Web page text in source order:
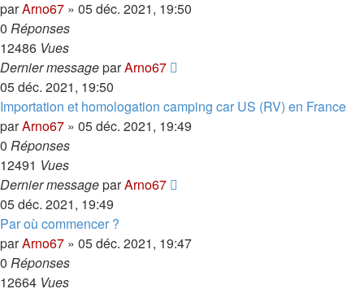
parArno67 » 05 déc. 2021, 19:50
0 Réponses
12486 Vues
Dernier messageparArno67
05 déc. 2021, 19:50
Importation et homologation camping car US (RV) en France
parArno67 » 05 déc. 2021, 19:49
0 Réponses
12491 Vues
Dernier messageparArno67
05 déc. 2021, 19:49
Par où commencer ?
parArno67 » 05 déc. 2021, 19:47
0 Réponses
12664 Vues